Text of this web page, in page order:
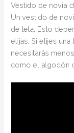
Vestido de novia
Un vestido de
de tela. Esto
elijas. Si elijes una
necesitarás
como el algodón